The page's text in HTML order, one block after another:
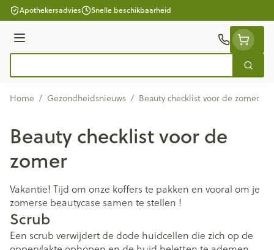
Ga naar de inhoud
Apothekersadvies Snelle beschikbaarheid
Menu
Zoek
Home / Gezondheidsnieuws / Beauty checklist voor de zomer
Beauty checklist voor de
zomer
Vakantie! Tijd om onze koffers te pakken en vooral om je
zomerse beautycase samen te stellen !
Scrub
Een scrub verwijdert de dode huidcellen die zich op de